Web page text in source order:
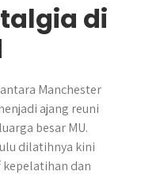
di
Manchester
ajang reuni
besar MU.
dilatihnya kini
dan